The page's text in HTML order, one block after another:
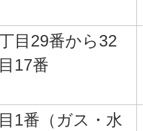
目29番から32
17番
1番（ガス・水